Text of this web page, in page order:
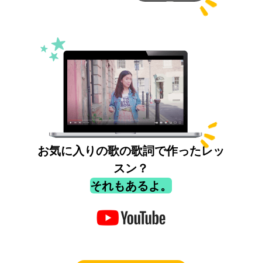
お気に入りの歌の歌詞で作ったレッ
スン？
それもあるよ。